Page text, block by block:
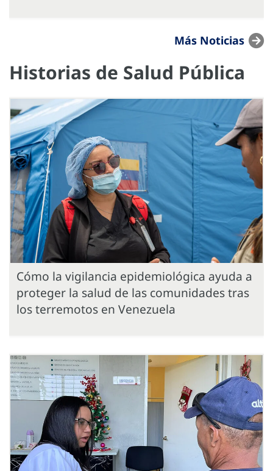
Más Noticias
Historias de Salud Pública
Cómo la vigilancia epidemiológica ayuda a
proteger la salud de las comunidades tras
los terremotos en Venezuela